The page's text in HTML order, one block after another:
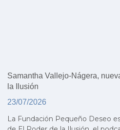
Samantha Vallejo-Nágera,
la Ilusión
23/07/2026
La Fundación Pequeño Deseo